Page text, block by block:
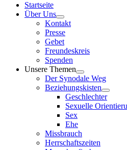
Startseite
Über Uns
Kontakt
Presse
Gebet
Freundeskreis
Spenden
Unsere Themen
Der Synodale Weg
Beziehungskisten
Geschlechter
Sexuelle
Sex
Ehe
Missbrauch
Herrschaftszeiten